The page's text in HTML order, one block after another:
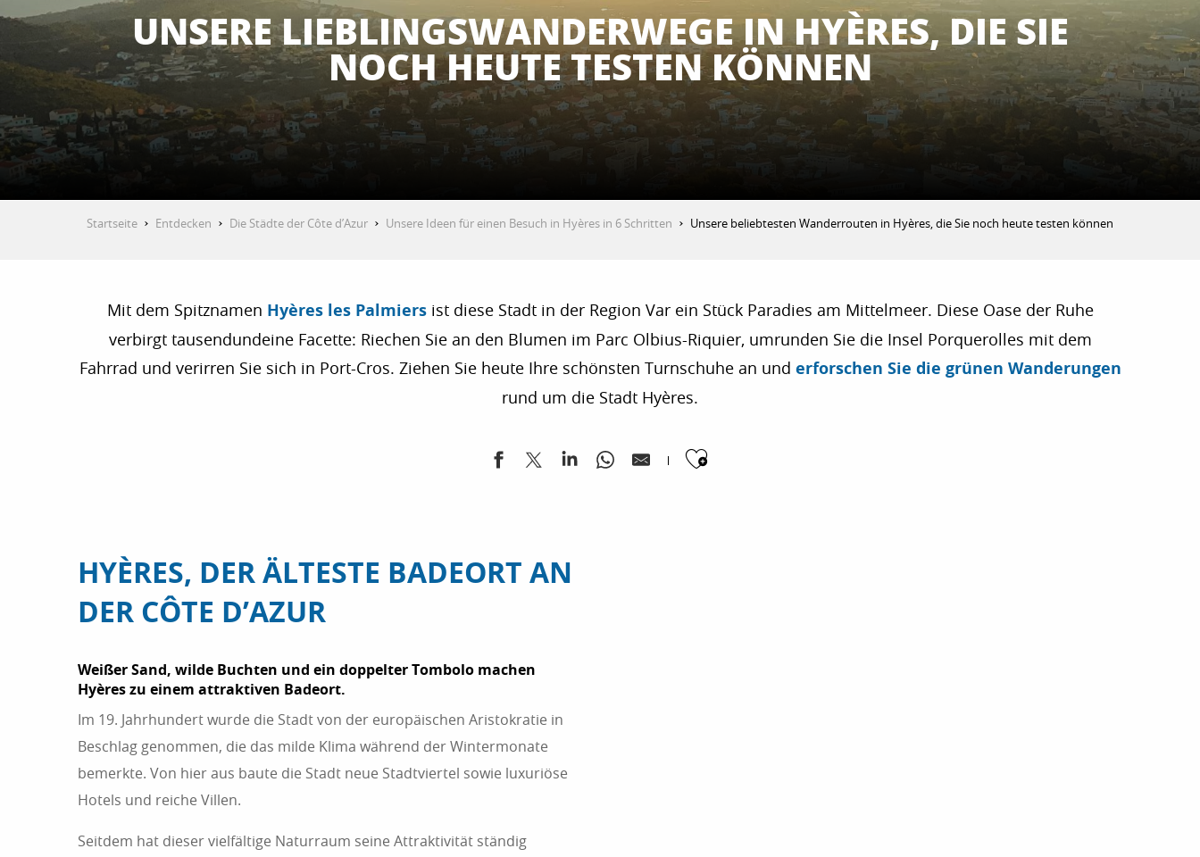
UNSERE LIEBLINGSWANDERWEGE IN HYÈRES, DIE SIE
NOCH HEUTE TESTEN KÖNNEN
Startseite Entdecken Die Städte der Côte d’Azur Unsere Ideen für einen Besuch in Hyères in 6 Schritten Unsere beliebtesten Wanderrouten in Hyères, die Sie noch heute testen können
Mit dem Spitznamen Hyères les Palmiersist diese Stadt in der Region Var ein Stück Paradies am Mittelmeer. Diese Oase der Ruhe
verbirgt tausendundeine Facette: Riechen Sie an den Blumen im Parc Olbius-Riquier, umrunden Sie die Insel Porquerolles mit dem
Fahrrad und verirren Sie sich in Port-Cros. Ziehen Sie heute Ihre schönsten Turnschuhe an und erforschen Sie die grünen Wanderungen
rund um die Stadt Hyères.
Ajouter aux favoris
HYÈRES, DER ÄLTESTE BADEORT AN
DER CÔTE D’AZUR
Weißer Sand, wilde Buchten und ein doppelter Tombolo machen
Hyères zu einem attraktiven Badeort.
Im 19. Jahrhundert wurde die Stadt von der europäischen Aristokratie in
Beschlag genommen, die das milde Klima während der Wintermonate
bemerkte. Von hier aus baute die Stadt neue Stadtviertel sowie luxuriöse
Hotels und reiche Villen.
Seitdem hat dieser vielfältige Naturraum seine Attraktivität ständig